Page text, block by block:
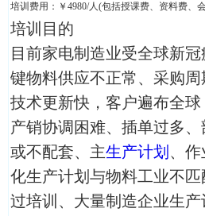
培训费用：￥4980/人(包括授课费、资料费、
培训目的
目前家电制造业受全球新
键物料供应不正常、采购
技术更新快，客户遍布全
产销协调困难、插单过多
或不配套、主生产计划 、
化生产计划与物料工业不
过培训、大量制造企业生